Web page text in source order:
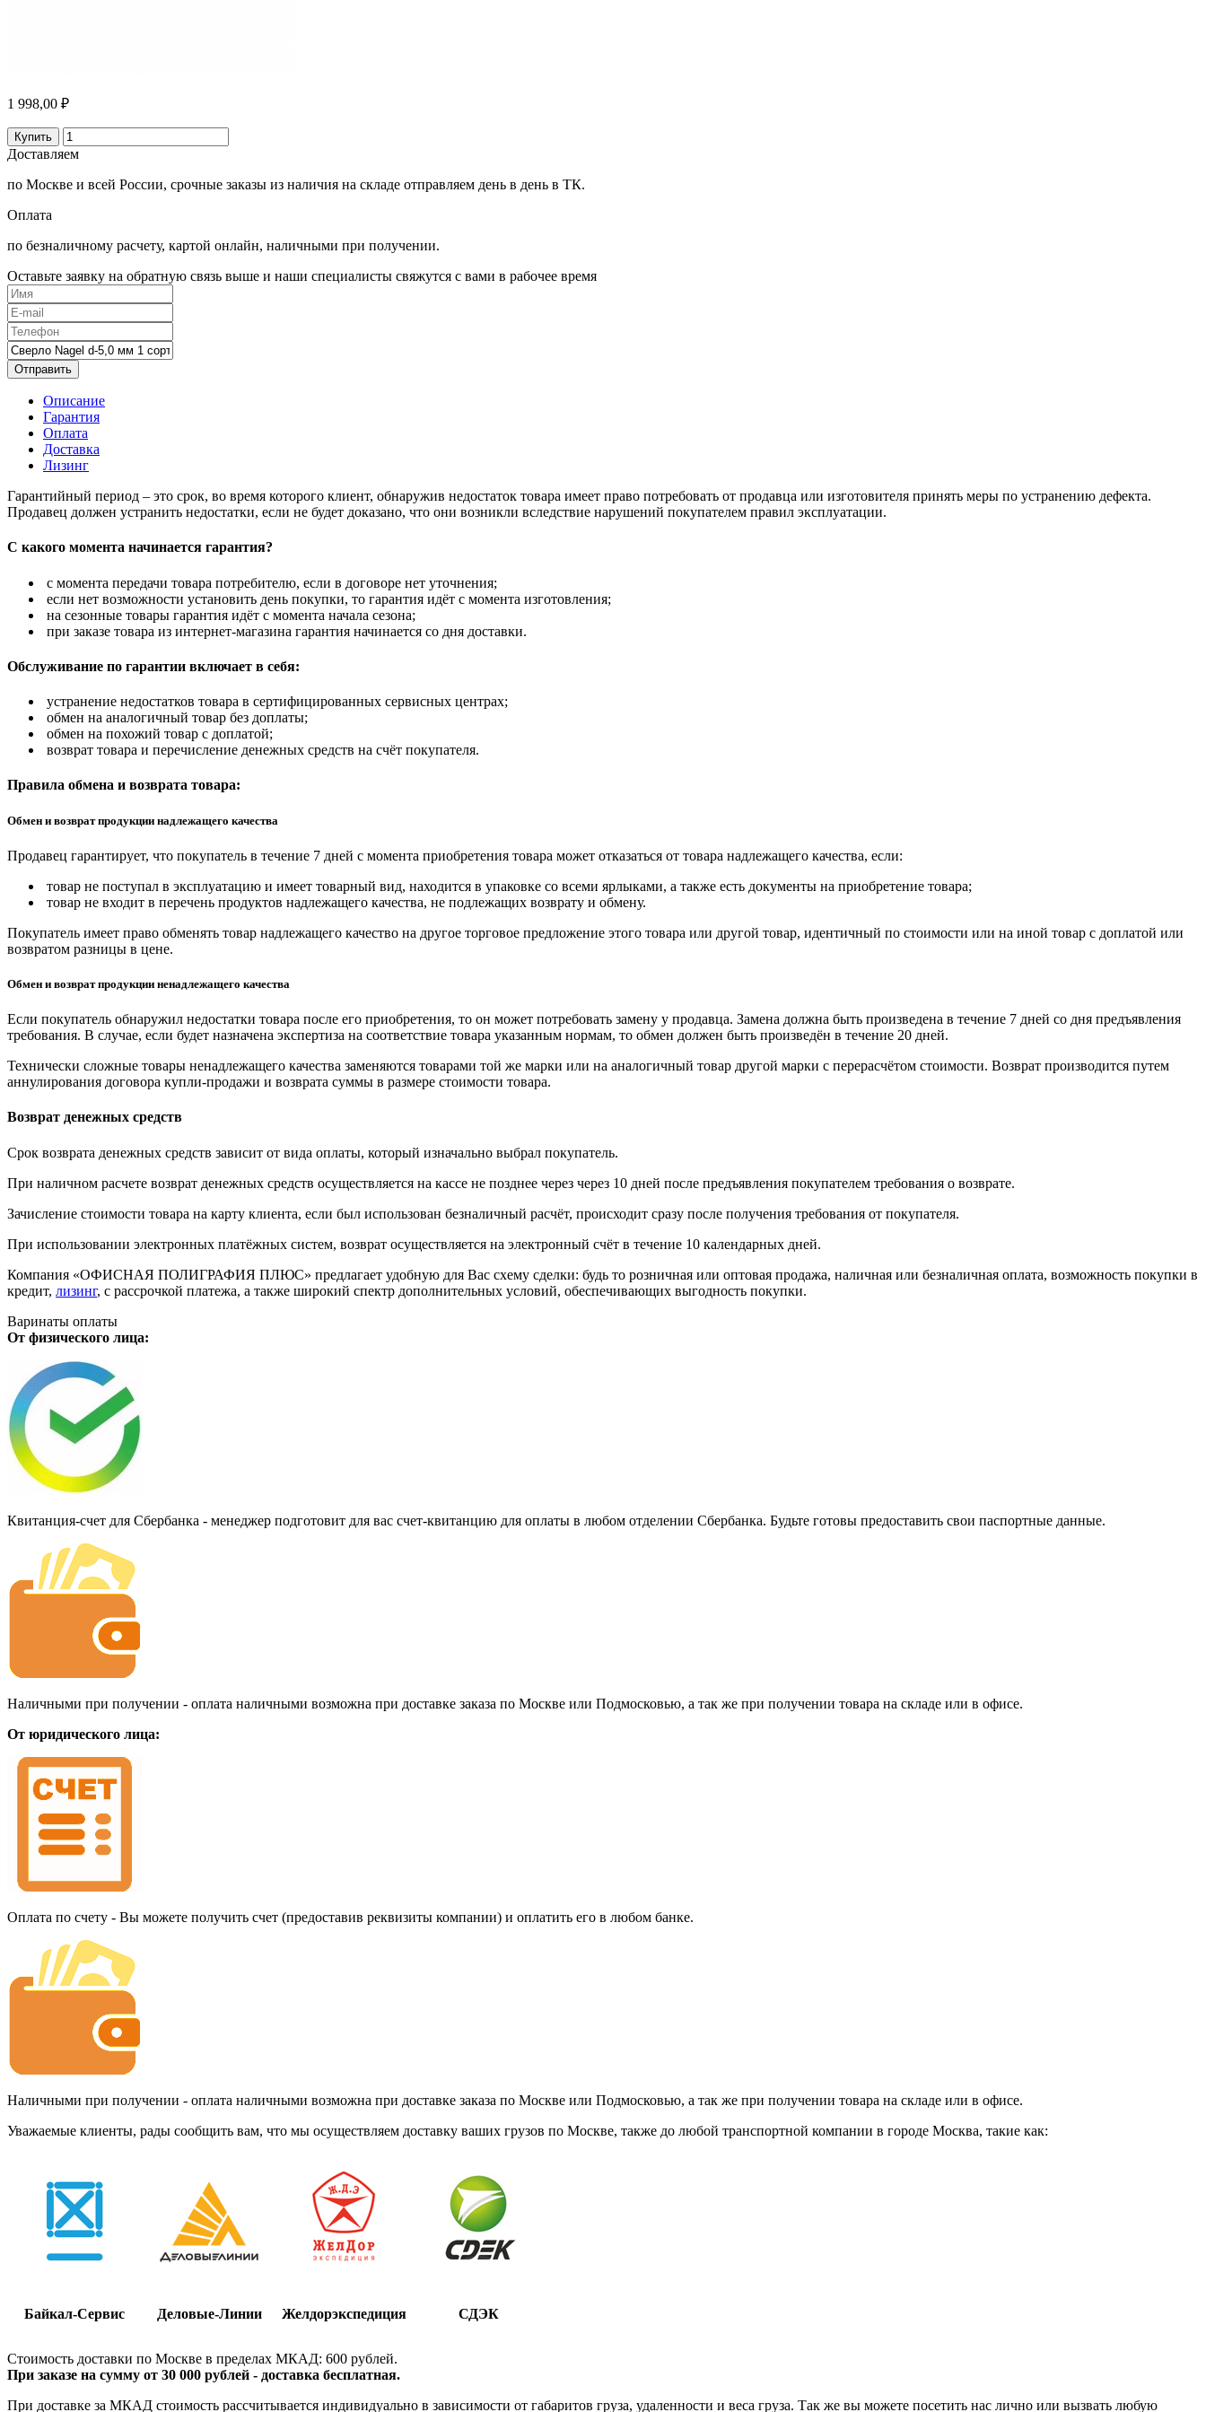
1 998,00 ₽
Купить
Доставляем
по Москве и всей России, срочные заказы из наличия на складе отправляем день в день в ТК.
Оплата
по безналичному расчету, картой онлайн, наличными при получении.
Оставьте заявку на обратную связь выше и наши специалисты свяжутся с вами в рабочее время
Отправить
Описание
Гарантия
Оплата
Доставка
Лизинг
Гарантийный период – это срок, во время которого клиент, обнаружив недостаток товара имеет право потребовать от продавца или изготовителя принять меры по устранению дефекта.
Продавец должен устранить недостатки, если не будет доказано, что они возникли вследствие нарушений покупателем правил эксплуатации.
С какого момента начинается гарантия?
с момента передачи товара потребителю, если в договоре нет уточнения;
если нет возможности установить день покупки, то гарантия идёт с момента изготовления;
на сезонные товары гарантия идёт с момента начала сезона;
при заказе товара из интернет-магазина гарантия начинается со дня доставки.
Обслуживание по гарантии включает в себя:
устранение недостатков товара в сертифицированных сервисных центрах;
обмен на аналогичный товар без доплаты;
обмен на похожий товар с доплатой;
возврат товара и перечисление денежных средств на счёт покупателя.
Правила обмена и возврата товара:
Обмен и возврат продукции надлежащего качества
Продавец гарантирует, что покупатель в течение 7 дней с момента приобретения товара может отказаться от товара надлежащего качества, если:
товар не поступал в эксплуатацию и имеет товарный вид, находится в упаковке со всеми ярлыками, а также есть документы на приобретение товара;
товар не входит в перечень продуктов надлежащего качества, не подлежащих возврату и обмену.
Покупатель имеет право обменять товар надлежащего качество на другое торговое предложение этого товара или другой товар, идентичный по стоимости или на иной товар с доплатой или
возвратом разницы в цене.
Обмен и возврат продукции ненадлежащего качества
Если покупатель обнаружил недостатки товара после его приобретения, то он может потребовать замену у продавца. Замена должна быть произведена в течение 7 дней со дня предъявления
требования. В случае, если будет назначена экспертиза на соответствие товара указанным нормам, то обмен должен быть произведён в течение 20 дней.
Технически сложные товары ненадлежащего качества заменяются товарами той же марки или на аналогичный товар другой марки с перерасчётом стоимости. Возврат производится путем
аннулирования договора купли-продажи и возврата суммы в размере стоимости товара.
Возврат денежных средств
Срок возврата денежных средств зависит от вида оплаты, который изначально выбрал покупатель.
При наличном расчете возврат денежных средств осуществляется на кассе не позднее через через 10 дней после предъявления покупателем требования о возврате.
Зачисление стоимости товара на карту клиента, если был использован безналичный расчёт, происходит сразу после получения требования от покупателя.
При использовании электронных платёжных систем, возврат осуществляется на электронный счёт в течение 10 календарных дней.
Компания «ОФИСНАЯ ПОЛИГРАФИЯ ПЛЮС» предлагает удобную для Вас схему сделки: будь то розничная или оптовая продажа, наличная или безналичная оплата, возможность покупки в
кредит, лизинг, с рассрочкой платежа, а также широкий спектр дополнительных условий, обеспечивающих выгодность покупки.
Варинаты оплаты
От физического лица:
Квитанция-счет для Сбербанка - менеджер подготовит для вас счет-квитанцию для оплаты в любом отделении Сбербанка. Будьте готовы предоставить свои паспортные данные.
Наличными при получении - оплата наличными возможна при доставке заказа по Москве или Подмосковью, а так же при получении товара на складе или в офисе.
От юридического лица:
Оплата по счету - Вы можете получить счет (предоставив реквизиты компании) и оплатить его в любом банке.
Наличными при получении - оплата наличными возможна при доставке заказа по Москве или Подмосковью, а так же при получении товара на складе или в офисе.
Уважаемые клиенты, рады сообщить вам, что мы осуществляем доставку ваших грузов по Москве, также до любой транспортной компании в городе Москва, такие как:
Байкал-Сервис Деловые-Линии Желдорэкспедиция СДЭК
Стоимость доставки по Москве в пределах МКАД: 600 рублей.
При заказе на сумму от 30 000 рублей - доставка бесплатная.
При доставке за МКАД стоимость рассчитывается индивидуально в зависимости от габаритов груза, удаленности и веса груза. Так же вы можете посетить нас лично или вызвать любую